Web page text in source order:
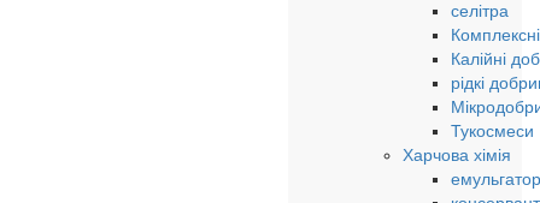
селітра
Калійні
рідкі
Тукосмеси
Харчова хімія